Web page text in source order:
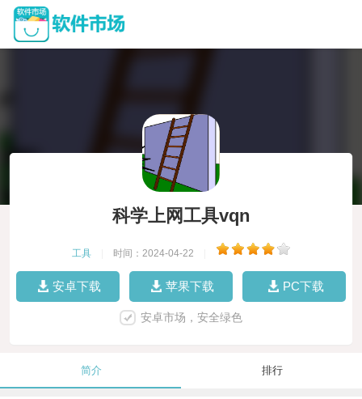
科学上网工具vqn
工具 时间：2024-04-22
安卓下载 苹果下载 PC下载
安卓市场，安全绿色
简介 排行